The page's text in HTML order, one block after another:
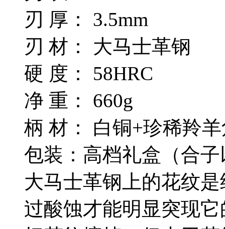
刃 厚： 3.5mm
刃 材： 大马士革钢
硬 度： 58HRC
净 重： 660g
柄 材： 白铜+珍稀羚
包装：高档礼盒（合
大马士革钢上的花纹
过酸蚀才能明显突现